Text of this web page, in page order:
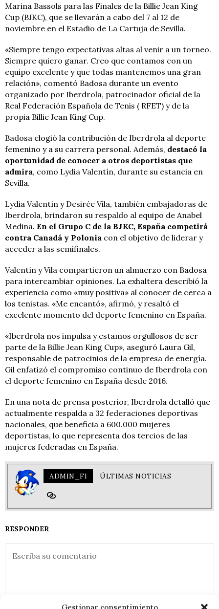
Gestionar consentimiento
Marina Bassols para las Finales de la Billie Jean King
Cup (BJKC), que se llevarán a cabo del 7 al 12 de
noviembre en el Estadio de La Cartuja de Sevilla.
«Siempre tengo expectativas altas al venir a un torneo.
Siempre quiero ganar. Creo que contamos con un
equipo excelente y que todas mantenemos una gran
relación», comentó Badosa durante un evento
organizado por Iberdrola, patrocinador oficial de la
Real Federación Española de Tenis ( RFET) y de la
propia Billie Jean King Cup.
Badosa elogió la contribución de Iberdrola al deporte
femenino y a su carrera personal. Además, destacó la
oportunidad de conocer a otros deportistas que
admira, como Lydia Valentín, durante su estancia en
Sevilla.
Lydia Valentín y Desirée Vila, también embajadoras de
Iberdrola, brindaron su respaldo al equipo de Anabel
Medina. En el Grupo C de la BJKC, España competirá
contra Canadá y Polonia con el objetivo de liderar y
acceder a las semifinales.
Valentín y Vila compartieron un almuerzo con Badosa
para intercambiar opiniones. La exhaltera describió la
experiencia como «muy positiva» al conocer de cerca a
los tenistas. «Me encantó», afirmó, y resaltó el
excelente momento del deporte femenino en España.
«Iberdrola nos impulsa y estamos orgullosos de ser
parte de la Billie Jean King Cup», aseguró Laura Gil,
responsable de patrocinios de la empresa de energía.
Gil enfatizó el compromiso continuo de Iberdrola con
el deporte femenino en España desde 2016.
En una nota de prensa posterior, Iberdrola detalló que
actualmente respalda a 32 federaciones deportivas
nacionales, que beneficia a 600.000 mujeres
deportistas, lo que representa dos tercios de las
mujeres federadas en España.
ADMIN_FI ÚLTIMAS NOTICIAS
RESPONDER